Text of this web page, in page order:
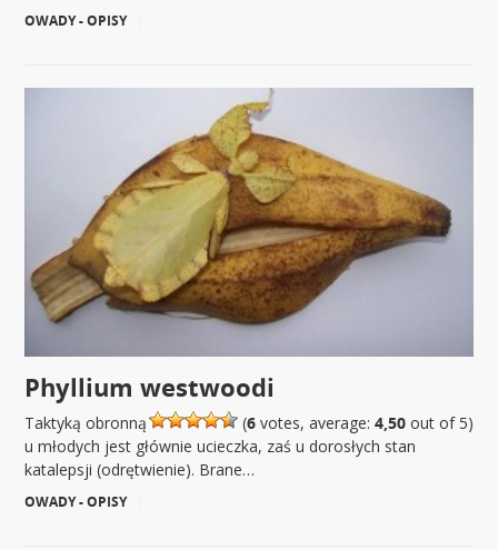
OWADY - OPISY
Phyllium westwoodi
(6votes, average: 4,50out of 5)
Taktyką obronną
u młodych jest głównie ucieczka, zaś u dorosłych stan
katalepsji (odrętwienie). Brane…
OWADY - OPISY